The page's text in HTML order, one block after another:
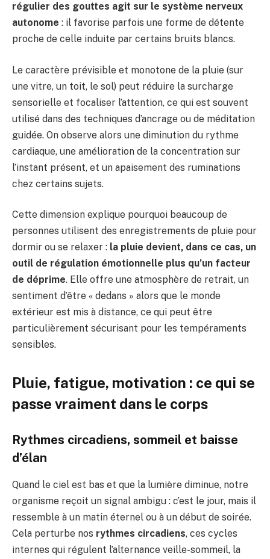
régulier des gouttes agit sur le système nerveux
autonome : il favorise parfois une forme de détente
proche de celle induite par certains bruits blancs.
Le caractère prévisible et monotone de la pluie (sur
une vitre, un toit, le sol) peut réduire la surcharge
sensorielle et focaliser l’attention, ce qui est souvent
utilisé dans des techniques d’ancrage ou de méditation
guidée. On observe alors une diminution du rythme
cardiaque, une amélioration de la concentration sur
l’instant présent, et un apaisement des ruminations
chez certains sujets.
Cette dimension explique pourquoi beaucoup de
personnes utilisent des enregistrements de pluie pour
dormir ou se relaxer : la pluie devient, dans ce cas, un
outil de régulation émotionnelle plus qu’un facteur
de déprime. Elle offre une atmosphère de retrait, un
sentiment d’être « dedans » alors que le monde
extérieur est mis à distance, ce qui peut être
particulièrement sécurisant pour les tempéraments
sensibles.
Pluie, fatigue, motivation : ce qui se
passe vraiment dans le corps
Rythmes circadiens, sommeil et baisse
d’élan
Quand le ciel est bas et que la lumière diminue, notre
organisme reçoit un signal ambigu : c’est le jour, mais il
ressemble à un matin éternel ou à un début de soirée.
Cela perturbe nos rythmes circadiens, ces cycles
internes qui régulent l’alternance veille-sommeil, la